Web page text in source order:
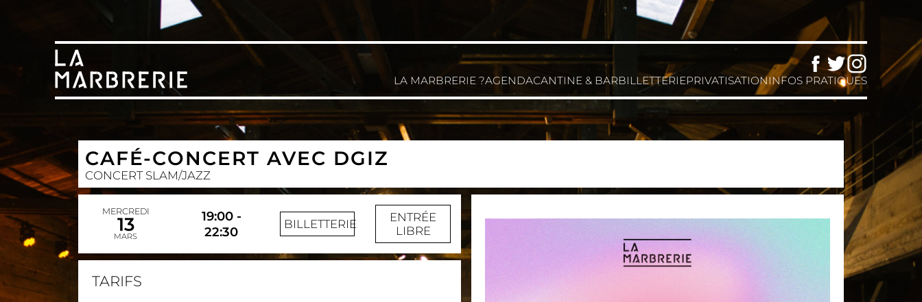
Facebook
TwitterInstagram
LA MARBRERIE ?AGENDACANTINE & BARBILLETTERIEPRIVATISATIONINFOS PRATIQUES
CAFÉ-CONCERT AVEC DGIZ
CONCERT SLAM/JAZZ
MERCREDI
13
MARS
19:00 -
22:30
BILLETTERIE
ENTRÉE
LIBRE
TARIFS